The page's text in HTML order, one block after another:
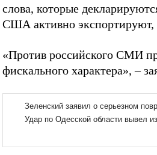
слова, которые
США активно экспортируют,
«Против российского СМИ
фискального характера», –